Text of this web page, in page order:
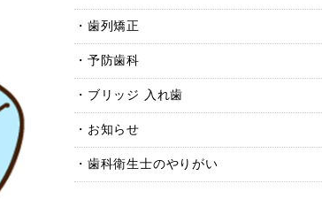
歯列矯正
予防歯科
ブリッジ 入れ歯
お知らせ
歯科衛生士のやりがい